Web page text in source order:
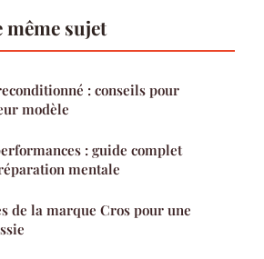
sujet
: conseils pour
modèle
: guide complet
mentale
de la marque Cros pour une